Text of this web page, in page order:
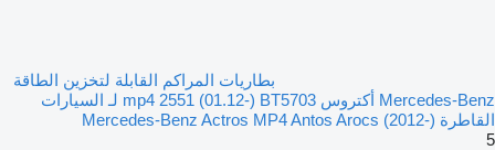
بطاريات المراكم القابلة لتخزين الطاقة
Mercedes-Benz أكتروس mp4 2551 (01.12-) BT5703 لـ السيارات
القاطرة Mercedes-Benz Actros MP4 Antos Arocs (2012-)
5